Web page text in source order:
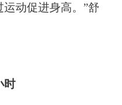
动促进身高。”舒
时